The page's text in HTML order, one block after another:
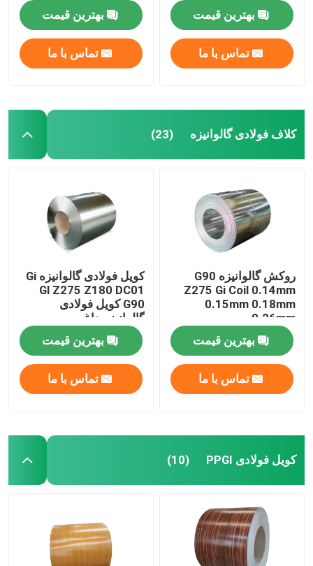
بهترین قیمت
تماس با ما
بهترین قیمت
تماس با ما
کلاف فولادی گالوانیزه (23)
روکش گالوانیزه G90
Z275 Gi Coil 0.14mm
0.15mm 0.18mm
0.26mm
بهترین قیمت
تماس با ما
کویل فولادی گالوانیزه Gi
Gl Z275 Z180 DC01
G90 کویل فولادی
گالوانیزه داغ
بهترین قیمت
تماس با ما
کویل فولادی PPGI (10)